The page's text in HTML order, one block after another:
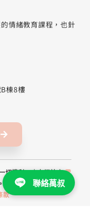
情緒教育課程，也針
棟8樓
權利。｜本網站由電
款
聯絡萬叔